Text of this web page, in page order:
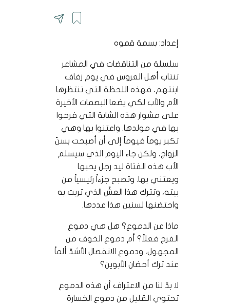
إعداد: بسمة قموه
سلسلة من التناقضات في المشاعر
تنتاب أهل العروس في يوم زفاف
ابنتهم، فهذه اللحظة التي تنتظرها
الأم والأب لكي يضعا البصمات الأخيرة
على مشوار هذه الشابة التي فرحوا
بها في مولدها. واعتنوا بها وهي
تكبر يوماً فيوماً إلى أن أصبحت بسنّ
الزواج، ولكن جاء اليوم الذي سيسلم
الأب هذه الفتاة ليد رجل يحبها
ويعتني بها. وتصبح جزءاً رئيسياً من
بيته، وتترك هذا العشّ الذي تربت به
واحتضنها لسنين هذا عددها.
ماذا عن الدموع؟ هل هي دموع
الفرح فعلاً؟ أم دموع الخوف من
المجهول، ودموع الانفصال الأشدّ ألماً
عند ترك أحضان الأبوين؟
لا بدّ لنا من الاعتراف أن هذه الدموع
تحتوي القليل من دموع الخسارة